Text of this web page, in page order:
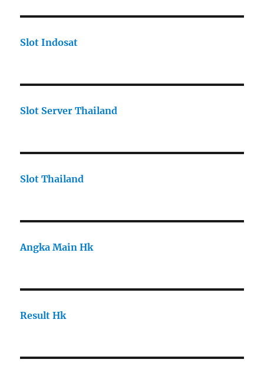
Slot Indosat
Slot Server Thailand
Slot Thailand
Angka Main Hk
Result Hk